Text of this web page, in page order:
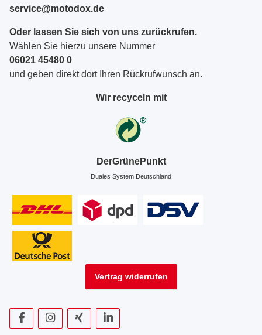
service@motodox.de
Oder lassen Sie sich von uns zurückrufen.
Wählen Sie hierzu unsere Nummer
06021 45480 0
und geben direkt dort Ihren Rückrufwunsch an.
Wir recyceln mit
DerGrünePunkt
Duales System Deutschland
Vertrag widerrufen